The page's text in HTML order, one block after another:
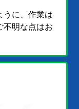
うに、作業は
不明な点はお